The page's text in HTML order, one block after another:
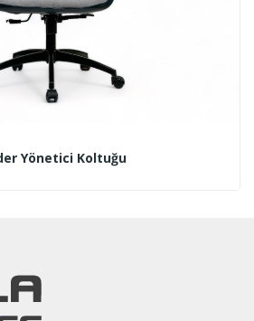
Yönetici Koltuğu